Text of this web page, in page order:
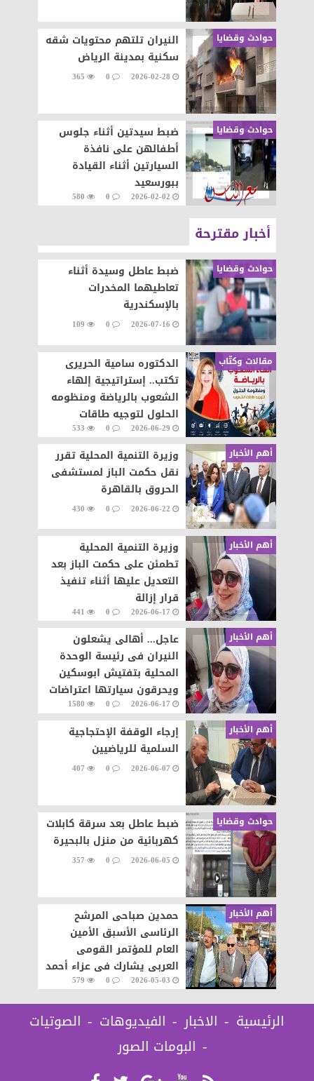
حوادث وقضايا
النيران تلتهم محتويات شقه
سكنية بمدينة الرياض
2026-02-28
0
365
حوادث وقضايا
ضبط سيدتين أثناء جلوس
أطفالهن على نافذة
السيارتين أثناء القيادة
ببورسعيد
2026-02-02
0
580
أخبار مقترحة
حوادث وقضايا
ضبط عاطل وسيدة أثناء
تعاطيهما المخدرات
بالإسكندرية
2026-07-16
0
109
مقالات وكتّاب
الدكتوره سامية الحريرى
تكتب.. إستراتيجية إلهاء
الشعوب بالرياضة ومنظومه
الحلول لتوجيه طاقات
الشعوب نحو التطور والابداع
2026-06-29
0
533
أهم الأخبار
وزيرة التنمية المحلية تقرر
نقل حكمت الباز لمستشفى
الحروق بالقاهرة
2026-06-22
0
430
أهم الأخبار
وزيرة التنمية المحلية
تطمئن على حكمت الباز بعد
التعديل عليها أثناء تنفيذ
قرار إزالة
2026-06-17
0
441
أهم الأخبار
عاجل... أهالى يشعلون
النيران فى رئيسة الوحدة
المحلية بتفتيش ابوسكين
ويحرقون سيارتها اعتراضات
على تنفيذ قرار إزالة..
2026-06-17
0
1580
أهم الأخبار
إرجاء الوقفة الإحتجاجية
السلمية للرياضيين
2026-06-07
0
407
حوادث وقضايا
ضبط عاطل بعد سرقة كابلات
كهربائية من منزل بالبحيرة
2026-06-05
0
357
أهم الأخبار
حمدين صباحى المرشح
الرئاسى الأسبق الأمين
العام للمؤتمر القومى
العربى يشارك فى عزاء أحمد
جادالله بالحامول كفرالشيخ
2026-05-03
0
579
الرئيسية الاخبار الفيديوهات
الصوتيات
البومات الصور